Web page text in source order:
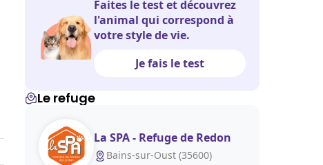
Faites le test et découvrez
l'animal qui correspond à
votre style de vie.
Je fais le test
Le refuge
La SPA - Refuge de Redon
Bains-sur-Oust (35600)